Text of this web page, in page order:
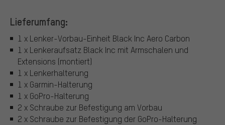
Lieferumfang:
1 x Lenker-Vorbau-Einheit Black Inc Aero Carbon
1 x Lenkeraufsatz Black Inc mit Armschalen und
Extensions (montiert)
1 x Lenkerhalterung
1 x Garmin-Halterung
1 x GoPro-Halterung
2 x Schraube zur Befestigung am Vorbau
2 x Schraube zur Befestigung der GoPro-Halterung